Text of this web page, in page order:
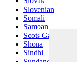
Slovenian
Somali
Samoan
Scots Gaelic
Shona
Sindhi